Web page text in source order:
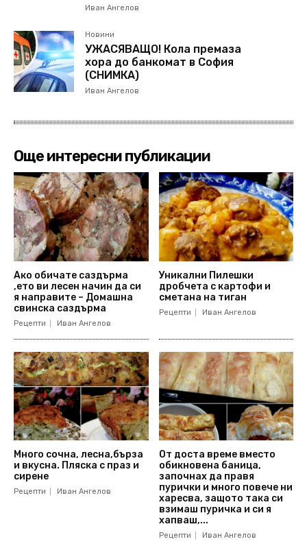
Иван Ангелов
Новини
УЖАСЯВАЩО! Кола премаза
хора до банкомат в София
(СНИМКА)
Иван Ангелов
Още интересни публикации
Ако обичате саздърма
,ето ви лесен начин да си
я направите – Домашна
свинска саздърма
Рецепти Иван Ангелов
Уникални Пилешки
дробчета с картофи и
сметана на тиган
Рецепти Иван Ангелов
Много сочна, лесна,бърза
и вкусна. Пляска с праз и
сирене
Рецепти Иван Ангелов
От доста време вместо
обикновена баница,
започнах да правя
пурички и много повече ни
харесва, защото така си
взимаш пуричка и си я
хапваш,...
Рецепти Иван Ангелов